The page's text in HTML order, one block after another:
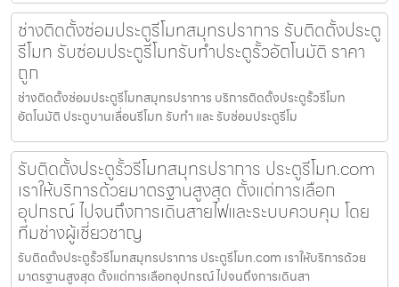
ช่างติดตั้งซ่อมประตูรีโมทสมุทรปราการ รับติดตั้งประตู
รีโมท รับซ่อมประตูรีโมทรับทำประตูรั้วอัตโนมัติ ราคา
ถูก
ช่างติดตั้งซ่อมประตูรีโมทสมุทรปราการ บริการติดตั้งประตูรั้วรีโมท
อัตโนมัติ ประตูบานเลื่อนรีโมท รับทำ และ รับซ่อมประตูรีโม
รับติดตั้งประตูรั้วรีโมทสมุทรปราการ ประตูรีโมท.com
เราให้บริการด้วยมาตรฐานสูงสุด ตั้งแต่การเลือก
อุปกรณ์ ไปจนถึงการเดินสายไฟและระบบควบคุม โดย
ทีมช่างผู้เชี่ยวชาญ
รับติดตั้งประตูรั้วรีโมทสมุทรปราการ ประตูรีโมท.com เราให้บริการด้วย
มาตรฐานสูงสุด ตั้งแต่การเลือกอุปกรณ์ ไปจนถึงการเดินสา